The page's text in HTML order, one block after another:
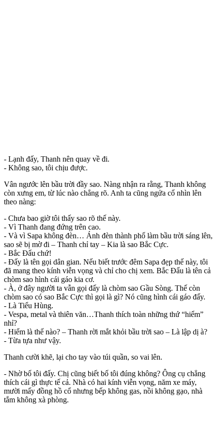
- Lạnh đấy, Thanh nên quay về đi.
- Không sao, tôi chịu được.
Vân ngước lên bầu trời đầy sao. Nàng nhận ra rằng, Thanh không
còn xưng em, từ lúc nào chẳng rõ. Anh ta cũng ngửa cổ nhìn lên
theo nàng:
- Chưa bao giờ tôi thấy sao rõ thế này.
- Vì Thanh đang đứng trên cao.
- Và vì Sapa không đèn… Ánh đèn thành phố làm bầu trời sáng lên,
sao sẽ bị mờ đi – Thanh chỉ tay – Kia là sao Bắc Cực.
- Bắc Đẩu chứ!
- Đấy là tên gọi dân gian. Nếu biết trước đêm Sapa đẹp thế này, tôi
đã mang theo kính viễn vọng và chỉ cho chị xem. Bắc Đẩu là tên cả
chòm sao hình cái gáo kia cơ.
- À, ở đây người ta vẫn gọi đấy là chòm sao Gầu Sòng. Thế còn
chòm sao có sao Bắc Cực thì gọi là gì? Nó cũng hình cái gáo đấy.
- Là Tiểu Hùng.
- Vespa, metal và thiên văn…Thanh thích toàn những thứ “hiểm”
nhỉ?
- Hiểm là thế nào? – Thanh rời mắt khỏi bầu trời sao – Là lập dị à?
- Từa tựa như vậy.
Thanh cười khẽ, lại cho tay vào túi quần, so vai lên.
- Nhờ bố tôi đấy. Chị cũng biết bố tôi đúng không? Ông cụ chẳng
thích cái gì thực tế cả. Nhà có hai kính viễn vọng, năm xe máy,
mười mấy đồng hồ cổ nhưng bếp không gas, nồi không gạo, nhà
tắm không xà phòng.